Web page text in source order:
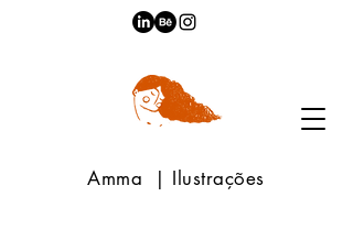
Amma | Ilustrações